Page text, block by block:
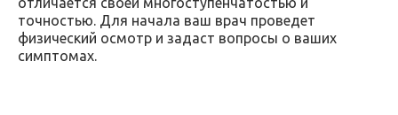
точностью. Для начала ваш врач проведет
физический осмотр и задаст вопросы о ваших
симптомах.